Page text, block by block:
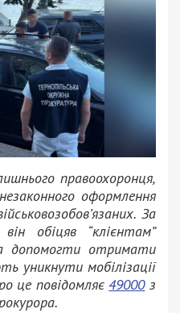
правоохоронця,
оформлення
За
обіцяв “клієнтам”
допомогти отримати
уникнути мобілізації
це повідомляє49000з